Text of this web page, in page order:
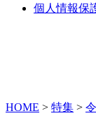
個人情報保
HOME > 特集 >